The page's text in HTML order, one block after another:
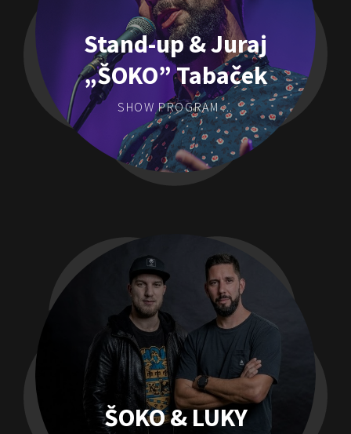
Stand-up & Juraj
„ŠOKO” Tabaček
SHOW PROGRAM ...
ŠOKO & LUKY